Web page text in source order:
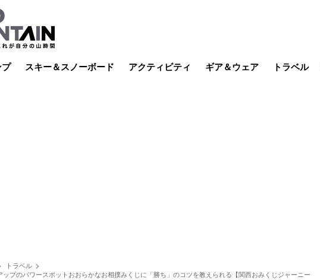
プ スキー＆スノーボード アクティビティ ギア＆ウェア トラベル
トラベル
ップのパワースポットおおらかなお相撲みくじに「勝ち」のコツを教えられる【関西おみくじジャーニー